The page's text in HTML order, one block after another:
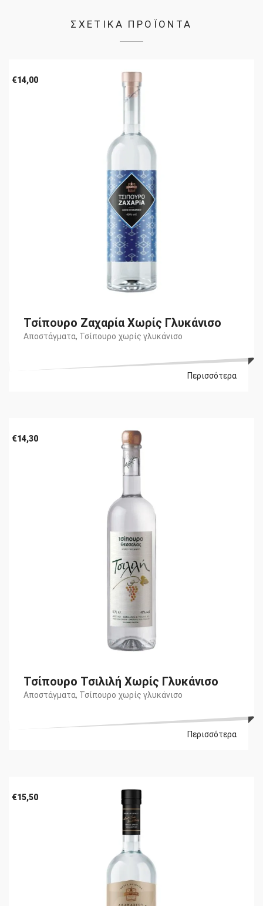
ΣΧΕΤΙΚΑ ΠΡΟΪΟΝΤΑ
€14,00
Τσίπουρο Ζαχαρία Χωρίς Γλυκάνισο
Αποστάγματα, Τσίπουρο χωρίς γλυκάνισο
Περισσότερα
€14,30
Τσίπουρο Τσιλιλή Χωρίς Γλυκάνισο
Αποστάγματα, Τσίπουρο χωρίς γλυκάνισο
Περισσότερα
€15,50